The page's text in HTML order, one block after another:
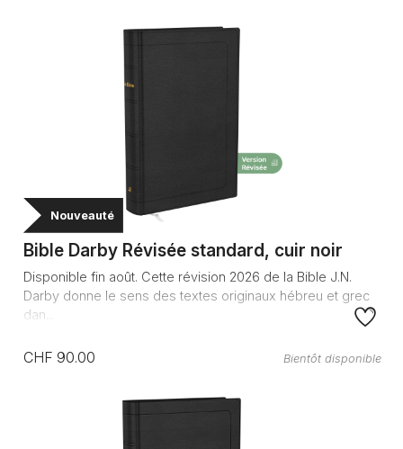
Nouveauté
Bible Darby Révisée standard, cuir noir
Disponible fin août. Cette révision 2026 de la Bible J.N.
Darby donne le sens des textes originaux hébreu et grec
dan...
CHF 90.00 Bientôt disponible